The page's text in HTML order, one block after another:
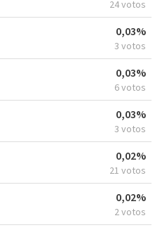
24 votos
0,03%
3 votos
0,03%
6 votos
0,03%
3 votos
0,02%
21 votos
0,02%
2 votos